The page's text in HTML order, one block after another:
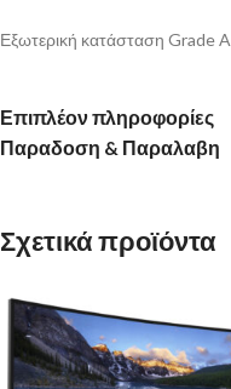
Εξωτερική κατάσταση Grade A
Επιπλέον πληροφορίες
Παραδοση & Παραλαβη
Σχετικά προϊόντα